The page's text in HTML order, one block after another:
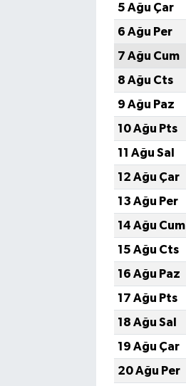
5 Ağu Çar
6 Ağu Per
7 Ağu Cum
8 Ağu Cts
9 Ağu Paz
10 Ağu Pts
11 Ağu Sal
12 Ağu Çar
13 Ağu Per
14 Ağu Cum
15 Ağu Cts
16 Ağu Paz
17 Ağu Pts
18 Ağu Sal
19 Ağu Çar
20 Ağu Per